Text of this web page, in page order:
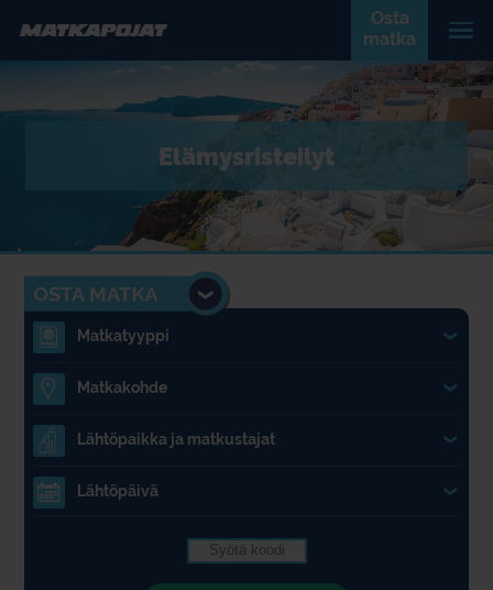
Osta
matka
Elämysristeilyt
Matkatyyppi
Matkakohde
Lähtöpaikka ja matkustajat
Lähtöpäivä